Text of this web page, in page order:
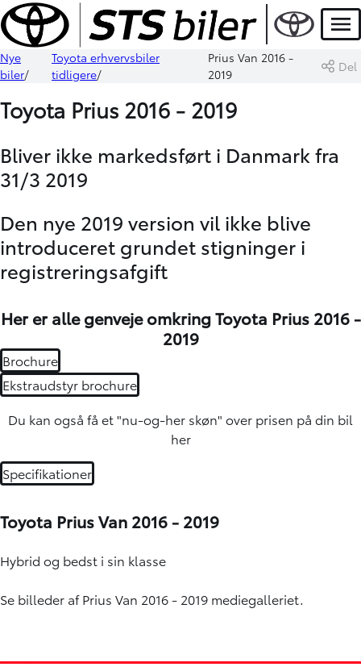
Nye
biler
Toyota erhvervsbiler
tidligere
Prius Van 2016 -
2019
Del
Toyota Prius 2016 - 2019
Bliver ikke markedsført i Danmark fra
31/3 2019
Den nye 2019 version vil ikke blive
introduceret grundet stigninger i
registreringsafgift
Her er alle genveje omkring Toyota Prius 2016 -
2019
Brochure
Ekstraudstyr brochure
Du kan også få et "nu-og-her skøn" over prisen på din bil
her
Specifikationer
Toyota Prius Van 2016 - 2019
Hybrid og bedst i sin klasse
Se billeder af Prius Van 2016 - 2019 mediegalleriet.